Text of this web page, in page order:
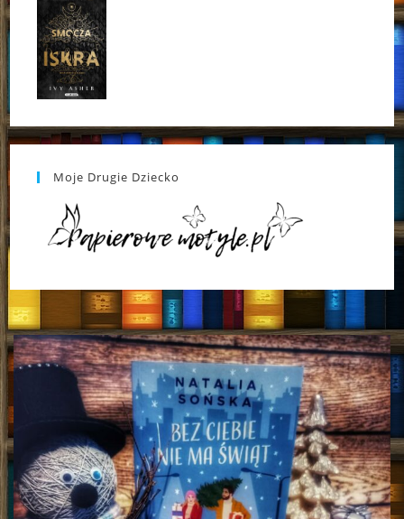
Moje Drugie Dziecko